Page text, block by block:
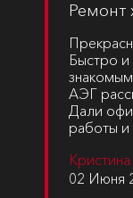
Ремонт
Быстро
АЭГ
Дали
работы и
Кристина
02 Июня